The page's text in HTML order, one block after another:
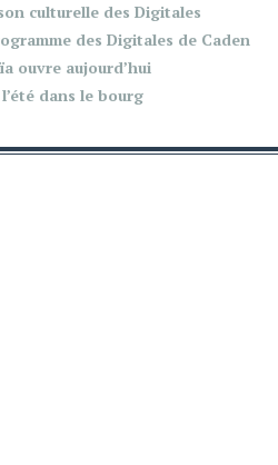
culturelle des Digitales
des Digitales de Caden
ouvre aujourd’hui
dans le bourg